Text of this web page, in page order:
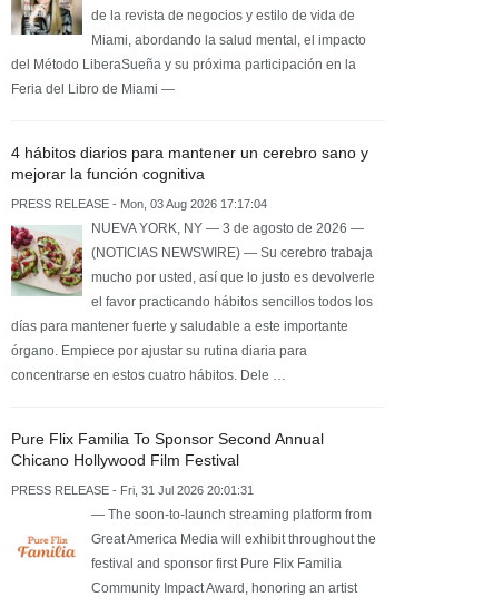
de la revista de negocios y estilo de vida de
Miami, abordando la salud mental, el impacto
del Método LiberaSueña y su próxima participación en la
Feria del Libro de Miami —
4 hábitos diarios para mantener un cerebro sano y
mejorar la función cognitiva
PRESS RELEASE - Mon, 03 Aug 2026 17:17:04
NUEVA YORK, NY — 3 de agosto de 2026 —
(NOTICIAS NEWSWIRE) — Su cerebro trabaja
mucho por usted, así que lo justo es devolverle
el favor practicando hábitos sencillos todos los
días para mantener fuerte y saludable a este importante
órgano. Empiece por ajustar su rutina diaria para
concentrarse en estos cuatro hábitos. Dele …
Pure Flix Familia To Sponsor Second Annual
Chicano Hollywood Film Festival
PRESS RELEASE - Fri, 31 Jul 2026 20:01:31
— The soon-to-launch streaming platform from
Great America Media will exhibit throughout the
festival and sponsor first Pure Flix Familia
Community Impact Award, honoring an artist